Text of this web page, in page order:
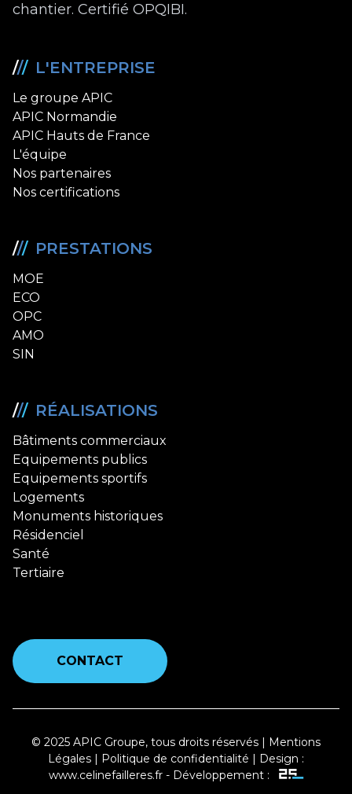
chantier. Certifié OPQIBI.
/// L'ENTREPRISE
Le groupe APIC
APIC Normandie
APIC Hauts de France
L'équipe
Nos partenaires
Nos certifications
/// PRESTATIONS
MOE
ECO
OPC
AMO
SIN
/// RÉALISATIONS
Bâtiments commerciaux
Equipements publics
Equipements sportifs
Logements
Monuments historiques
Résidenciel
Santé
Tertiaire
CONTACT
© 2025 APIC Groupe, tous droits réservés | Mentions
Légales | Politique de confidentialité | Design :
www.celinefailleres.fr- Développement :